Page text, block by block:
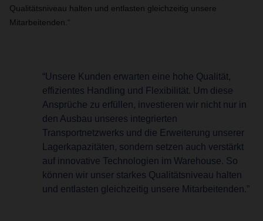
Qualitätsniveau halten und entlasten gleichzeitig unsere
Mitarbeitenden.“
“Unsere Kunden erwarten eine hohe Qualität,
effizientes Handling und Flexibilität. Um diese
Ansprüche zu erfüllen, investieren wir nicht nur in
den Ausbau unseres integrierten
Transportnetzwerks und die Erweiterung unserer
Lagerkapazitäten, sondern setzen auch verstärkt
auf innovative Technologien im Warehouse. So
können wir unser starkes Qualitätsniveau halten
und entlasten gleichzeitig unsere Mitarbeitenden.”